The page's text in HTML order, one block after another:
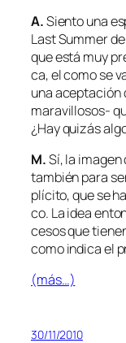
A.Siento una
Last Summer
que es­tá muy
ca, el co­mo se
una acep­ta­ción
maravillosos-
¿Hay qui­zás
M.Sí, la
tam­bién pa­ra
plí­ci­to, que se
co. La idea
ce­sos que
co­mo in­di­ca el
(más…)
30/11/2010